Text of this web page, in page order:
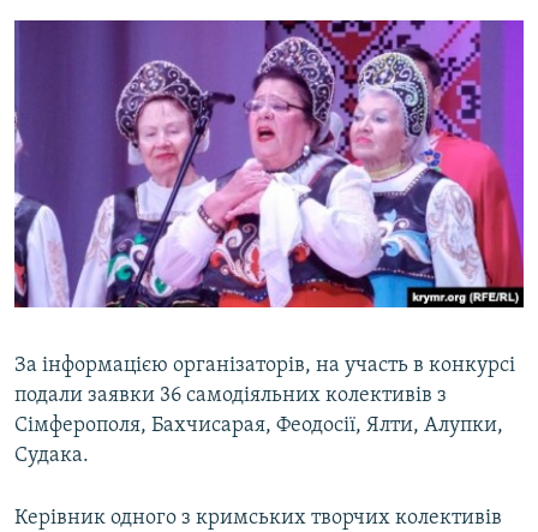
За інформацією організаторів, на участь в конкурсі
подали заявки 36 самодіяльних колективів з
Сімферополя, Бахчисарая, Феодосії, Ялти, Алупки,
Судака.
Керівник одного з кримських творчих колективів